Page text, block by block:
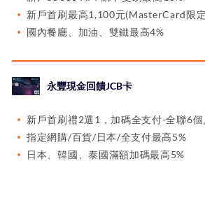
新戶首刷最高1,100元(MasterCard限
國內餐廳、加油、雙鐵最高4%
永豐現金回饋JCB卡
新戶首刷禮2選1，加碼全支付-全聯6個
指定網購/百貨/日本/全支付最高5%
日本、韓國、泰國滿額加碼最高5%